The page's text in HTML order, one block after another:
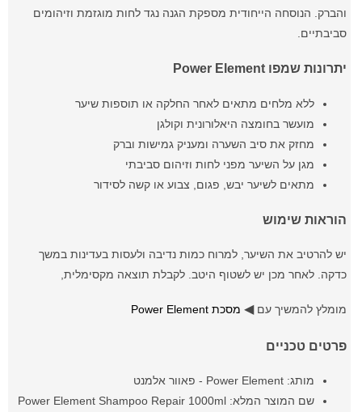
והברק. הנוסחה הייחודית מספקת הגנה נגד לחות מוגזמת וזיהומים
סביבתיים.
יתרונות שמפו Power Element
ללא מלחים מתאים לאחר החלקה או תוספות שיער
מועשר בחומצה היאלורונית וקולגן
מחזק את סיב השערה ומעניק גמישות וברק
מגן על השיער מפני לחות וזיהום סביבתי
מתאים לשיער יבש, פגום, צבוע או קשה לסידור
הוראות שימוש
יש להרטיב את השיער, למרוח כמות נדיבה ולעסות בעדינות במשך
כדקה. לאחר מכן יש לשטוף היטב. לקבלת תוצאה מקסימלית,
מומלץ להמשיך עם◀ מסכת Power Element
פרטים טכניים
מותג: Power Element - פאוור אלמנט
שם המוצר המלא: Power Element Shampoo Repair 1000ml